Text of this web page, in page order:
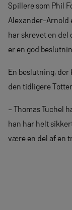
Spillere som Phil
Alexander-Arnold
har skrevet en del
er en god
En beslutning,
den tidligere
– Thomas Tuchel
han har helt
være en del af en